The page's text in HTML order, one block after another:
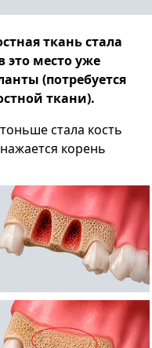
ткань стала
это место уже
(потребуется
ткани).
стала кость
корень